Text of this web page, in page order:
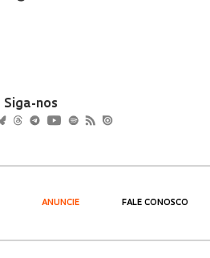
Siga-nos
ANUNCIE FALE CONOSCO